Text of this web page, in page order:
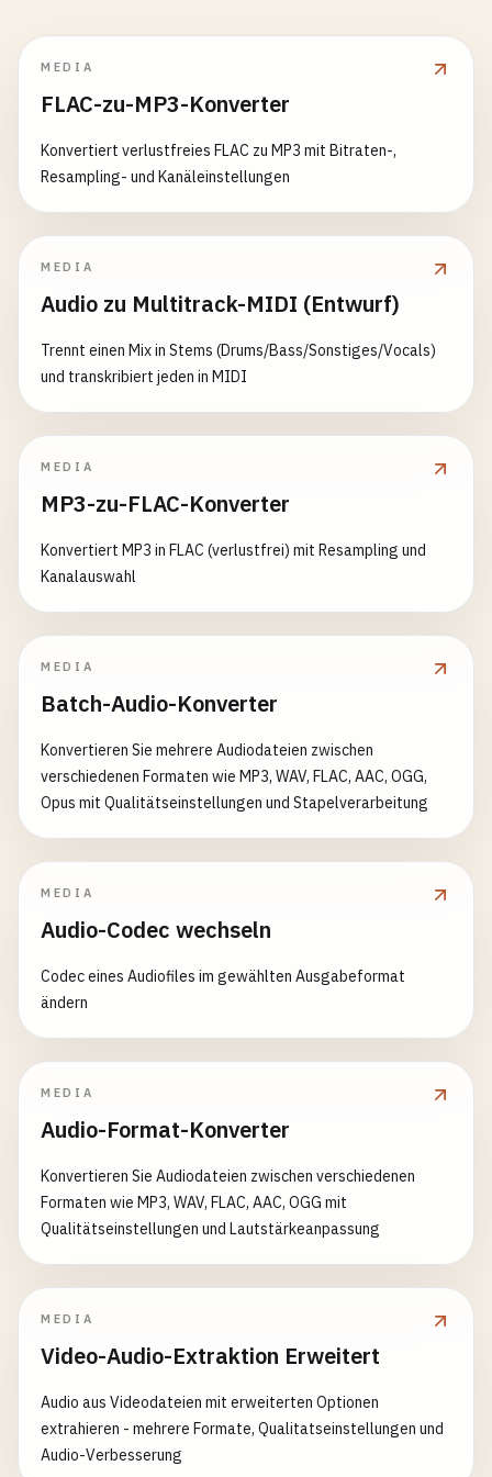
MEDIA
FLAC-zu-MP3-Konverter
Konvertiert verlustfreies FLAC zu MP3 mit Bitraten-,
Resampling- und Kanäleinstellungen
MEDIA
Audio zu Multitrack-MIDI (Entwurf)
Trennt einen Mix in Stems (Drums/Bass/Sonstiges/Vocals)
und transkribiert jeden in MIDI
MEDIA
MP3-zu-FLAC-Konverter
Konvertiert MP3 in FLAC (verlustfrei) mit Resampling und
Kanalauswahl
MEDIA
Batch-Audio-Konverter
Konvertieren Sie mehrere Audiodateien zwischen
verschiedenen Formaten wie MP3, WAV, FLAC, AAC, OGG,
Opus mit Qualitätseinstellungen und Stapelverarbeitung
MEDIA
Audio-Codec wechseln
Codec eines Audiofiles im gewählten Ausgabeformat
ändern
MEDIA
Audio-Format-Konverter
Konvertieren Sie Audiodateien zwischen verschiedenen
Formaten wie MP3, WAV, FLAC, AAC, OGG mit
Qualitätseinstellungen und Lautstärkeanpassung
MEDIA
Video-Audio-Extraktion Erweitert
Audio aus Videodateien mit erweiterten Optionen
extrahieren - mehrere Formate, Qualitatseinstellungen und
Audio-Verbesserung